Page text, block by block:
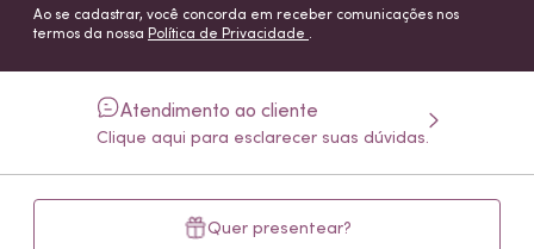
Ao se cadastrar, você concorda em receber comunicações nos
termos da nossa Política de Privacidade .
Atendimento ao cliente
Clique aqui para esclarecer suas dúvidas.
Quer presentear?